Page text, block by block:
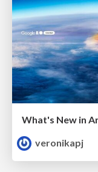
What's New in
veronikapj